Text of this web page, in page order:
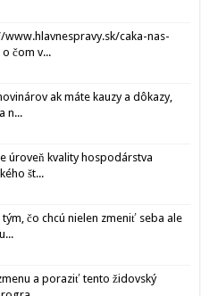
www.hlavnespravy.sk/caka-nas-
čom v...
ak máte kauzy a dôkazy,
n...
úroveň kvality hospodárstva
št...
čo chcú nielen zmeniť seba ale
a poraziť tento židovský